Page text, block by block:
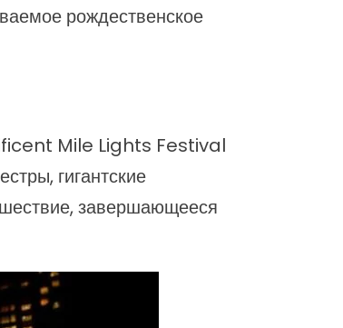
рождественское
Mile Lights Festival
гигантские
завершающееся